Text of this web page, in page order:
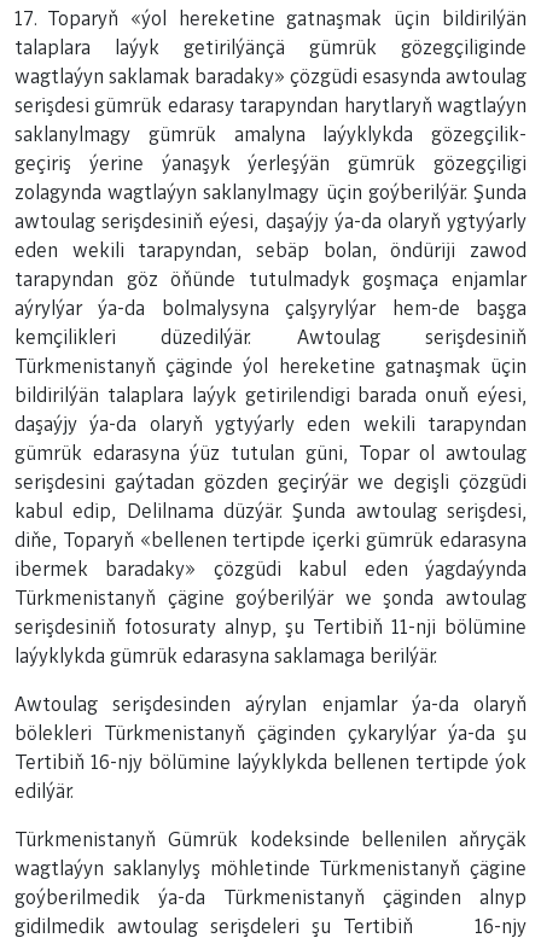
17. Toparyň «ýol hereketine gatnaşmak üçin bildirilýän
talaplara laýyk getirilýänçä gümrük gözegçiliginde
wagtlaýyn saklamak baradaky» çözgüdi esasynda awtoulag
serişdesi gümrük edarasy tarapyndan harytlaryň wagtlaýyn
saklanylmagy gümrük amalyna laýyklykda gözegçilik-
geçiriş ýerine ýanaşyk ýerleşýän gümrük gözegçiligi
zolagynda wagtlaýyn saklanylmagy üçin goýberilýär. Şunda
awtoulag serişdesiniň eýesi, daşaýjy ýa-da olaryň ygtyýarly
eden wekili tarapyndan, sebäp bolan, öndüriji zawod
tarapyndan göz öňünde tutulmadyk goşmaça enjamlar
aýrylýar ýa-da bolmalysyna çalşyrylýar hem-de başga
kemçilikleri düzedilýär. Awtoulag serişdesiniň
Türkmenistanyň çäginde ýol hereketine gatnaşmak üçin
bildirilýän talaplara laýyk getirilendigi barada onuň eýesi,
daşaýjy ýa-da olaryň ygtyýarly eden wekili tarapyndan
gümrük edarasyna ýüz tutulan güni, Topar ol awtoulag
serişdesini gaýtadan gözden geçirýär we degişli çözgüdi
kabul edip, Delilnama düzýär. Şunda awtoulag serişdesi,
diňe, Toparyň «bellenen tertipde içerki gümrük edarasyna
ibermek baradaky» çözgüdi kabul eden ýagdaýynda
Türkmenistanyň çägine goýberilýär we şonda awtoulag
serişdesiniň fotosuraty alnyp, şu Tertibiň 11-nji bölümine
laýyklykda gümrük edarasyna saklamaga berilýär.
Awtoulag serişdesinden aýrylan enjamlar ýa-da olaryň
bölekleri Türkmenistanyň çäginden çykarylýar ýa-da şu
Tertibiň 16-njy bölümine laýyklykda bellenen tertipde ýok
edilýär.
Türkmenistanyň Gümrük kodeksinde bellenilen aňryçäk
wagtlaýyn saklanylyş möhletinde Türkmenistanyň çägine
goýberilmedik ýa-da Türkmenistanyň çäginden alnyp
gidilmedik awtoulag serişdeleri şu Tertibiň 16-njy